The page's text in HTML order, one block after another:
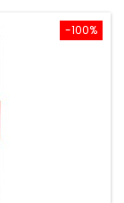
-100%